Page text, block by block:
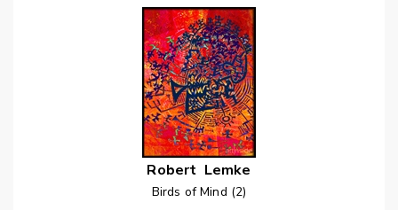
Robert Lemke
Birds of Mind (2)